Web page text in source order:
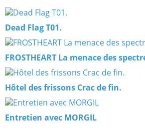
Dead Flag T01.
FROSTHEART La menace des
Hôtel des frissons Crac de fin.
Entretien avec MORGIL